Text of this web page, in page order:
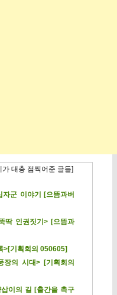
대충 점찍어준 글들]
군 이야기 [으뜸과버
딱 인권짓기> [으뜸과
>[기획회의 050605]
의 시대> [기획회의
이의 길 [출간을 촉구